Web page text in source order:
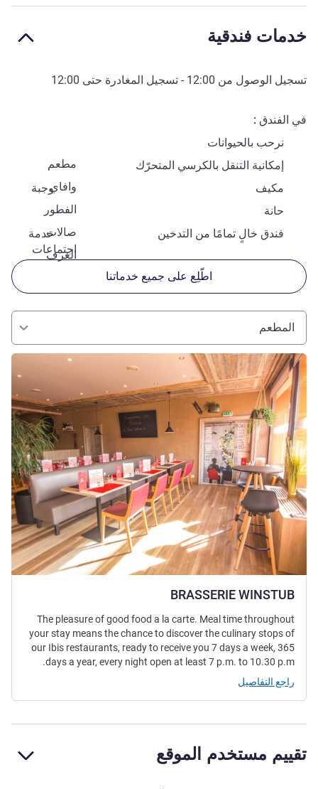
خدمات فندقية
تسجيل الوصول من 12:00 - تسجيل المغادرة حتى 12:00
في الفندق
نرحب بالحيوانات
مطعم
إمكانية التنقل بالكرسي المتحرّك
وافاي
مكيف
وجبة
الفطور
حانة
صالات
اجتماعات
فندق خالٍ تمامًا من التدخين
خدمة
الغرف
اطّلِع على جميع خدماتنا
المطعم
BRASSERIE WINSTUB
راجع التفاصيل
The pleasure of good food a la carte. Meal time throughout
your stay means the chance to discover the culinary stops of
our Ibis restaurants, ready to receive you 7 days a week, 365
days a year, every night open at least 7 p.m. to 10.30 p.m.
راجع التفاصيل
تقييم مستخدم الموقع